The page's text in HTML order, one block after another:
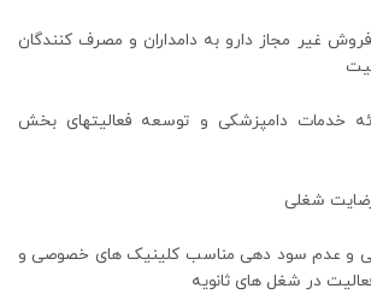
غیر مجاز دارو به دامداران و مصرف کنندگان
خدمات دامپزشکی و توسعه فعالیتهای بخش
شغلی
و عدم سود دهی مناسب کلینیک های خصوصی و
در شغل های ثانویه